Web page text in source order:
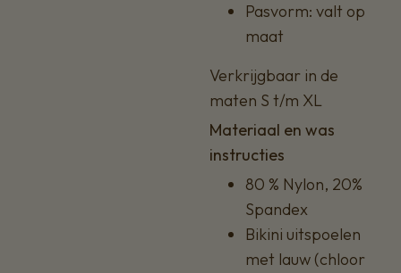
Pasvorm: valt op
maat
Verkrijgbaar in de
maten S t/m XL
Materiaal en was
instructies
80 % Nylon, 20%
Spandex
Bikini uitspoelen
met lauw (chloor